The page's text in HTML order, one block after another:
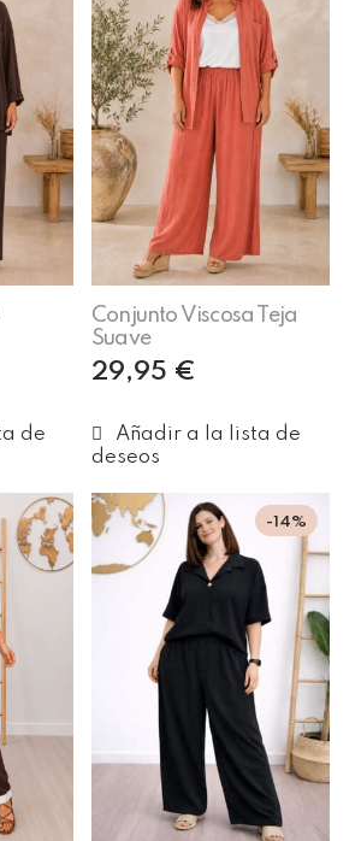
Conjunto Viscosa Teja
Suave
29,95 €
-14%